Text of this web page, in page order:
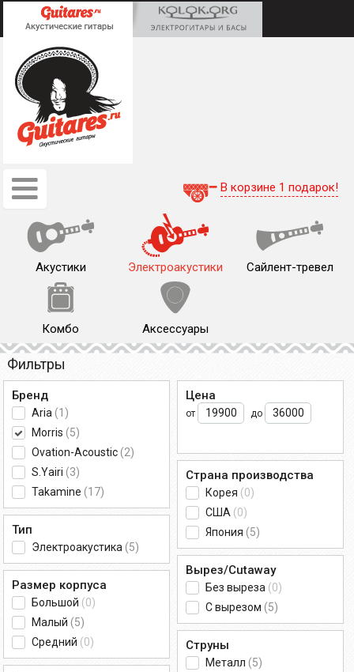
Акустики Электроакустики Сайлент-тревел
Комбо Аксессуары
В корзине 1 подарок!
Фильтры
Бренд
Aria (1)
Morris (5)
Ovation-Acoustic (2)
S.Yairi (3)
Takamine (17)
Цена
от до
Страна производства
Корея (0)
США (0)
Япония (5)
Тип
Электроакустика (5)
Вырез/Cutaway
Без выреза (0)
С вырезом (5)
Размер корпуса
Большой (0)
Малый (5)
Средний (0) Струны
Металл (5)